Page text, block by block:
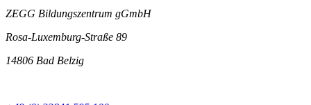
ZEGG Bildungszentrum gGmbH
Rosa-Luxemburg-Straße 89
14806 Bad Belzig